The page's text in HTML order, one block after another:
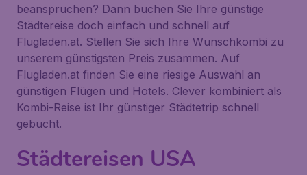
beanspruchen? Dann buchen Sie Ihre günstige
Städtereise doch einfach und schnell auf
Flugladen.at. Stellen Sie sich Ihre Wunschkombi zu
unserem günstigsten Preis zusammen. Auf
Flugladen.at finden Sie eine riesige Auswahl an
günstigen Flügen und Hotels. Clever kombiniert als
Kombi-Reise ist Ihr günstiger Städtetrip schnell
gebucht.
Städtereisen USA